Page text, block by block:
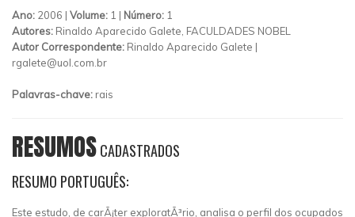
Ano: 2006 | Volume: 1 | Número: 1
Autores: Rinaldo Aparecido Galete, FACULDADES NOBEL
Autor Correspondente: Rinaldo Aparecido Galete |
rgalete@uol.com.br
Palavras-chave:rais
RESUMOSCADASTRADOS
RESUMO PORTUGUÊS:
Este estudo, de carÃ¡ter exploratÃ³rio, analisa o perfil dos ocupados